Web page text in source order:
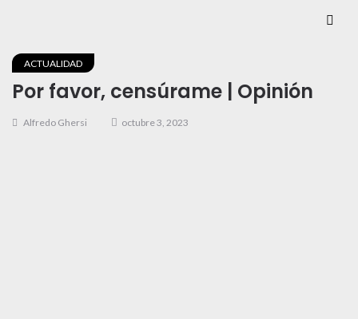
ACTUALIDAD
Por favor, censúrame | Opinión
Alfredo Ghersi octubre 3, 2023